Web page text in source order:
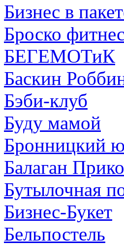
Бизнес в
Броско фитнес
БЕГЕМОТиК
Баскин
Бэби-клуб
Буду мамой
Бронницкий
Балаган
Бутылочная
Бизнес-Букет
Бельпостель